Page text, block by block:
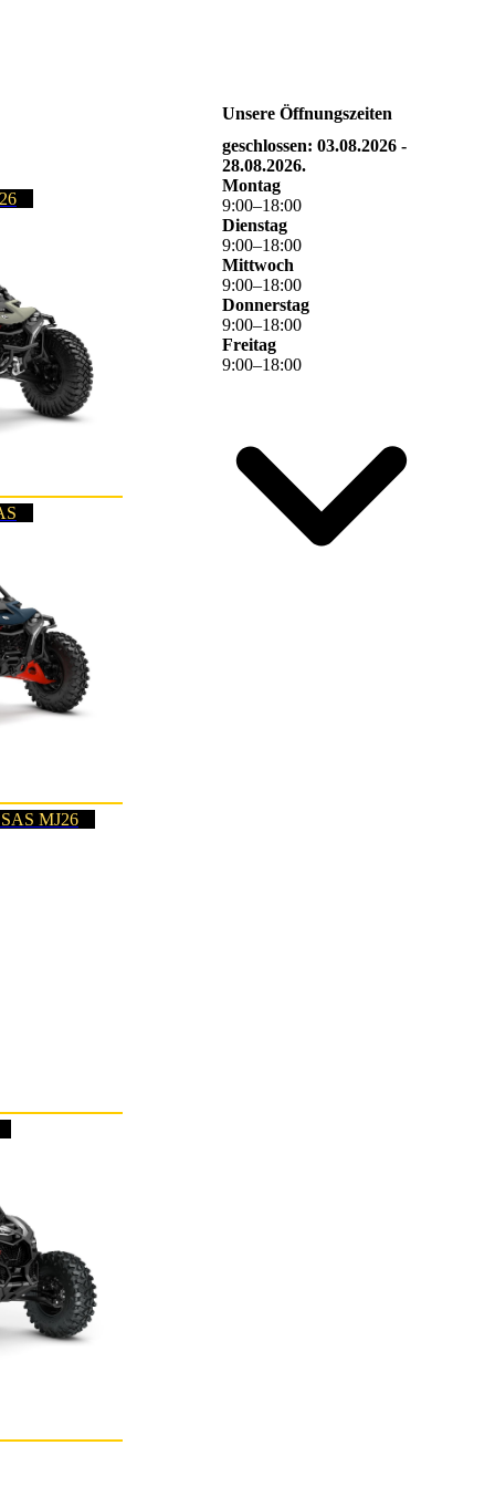
MJ26
Unsere Öffnungszeiten
geschlossen: 03.08.2026 -
28.08.2026.
Montag
9:00–18:00
Dienstag
9:00–18:00
Mittwoch
9:00–18:00
Donnerstag
9:00–18:00
Freitag
9:00–18:00